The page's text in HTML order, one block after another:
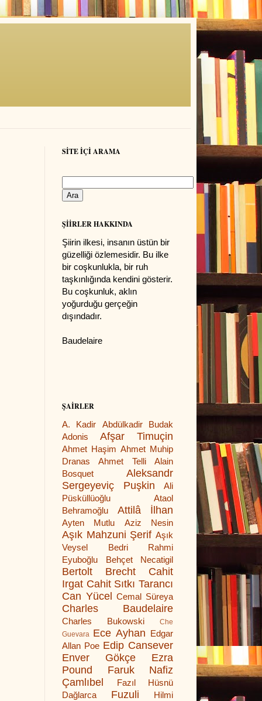
SİTE İÇİ ARAMA
ŞİİRLER HAKKINDA
Şiirin ilkesi, insanın üstün bir
güzelliği özlemesidir. Bu ilke
bir coşkunlukla, bir ruh
taşkınlığında kendini gösterir.
Bu coşkunluk, aklın
yoğurduğu gerçeğin
dışındadır.
Baudelaire
ŞAİRLER
A. Kadir
Abdülkadir Budak
Adonis
Afşar Timuçin
Ahmet Haşim Ahmet Muhip
Dranas
Ahmet Telli
Alain
Bosquet
Aleksandr
Sergeyeviç Puşkin
Ali
Püsküllüoğlu
Ataol
Behramoğlu
Attilâ İlhan
Ayten Mutlu Aziz Nesin
Aşık Mahzuni Şerif Aşık
Veysel
Bedri Rahmi
Eyuboğlu
Behçet Necatigil
Bertolt Brecht
Cahit
Irgat Cahit Sıtkı Tarancı
Can Yücel Cemal Süreya
Charles Baudelaire
Charles Bukowski
Che
Guevara Ece Ayhan Edgar
Allan Poe Edip Cansever
Enver Gökçe
Ezra
Pound
Faruk Nafiz
Çamlıbel
Fazıl Hüsnü
Dağlarca
Fuzuli
Hilmi